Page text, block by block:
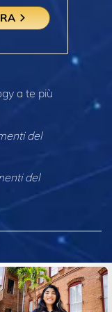
a te più
del
del